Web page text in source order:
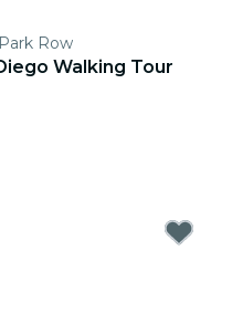
Row
Walking Tour